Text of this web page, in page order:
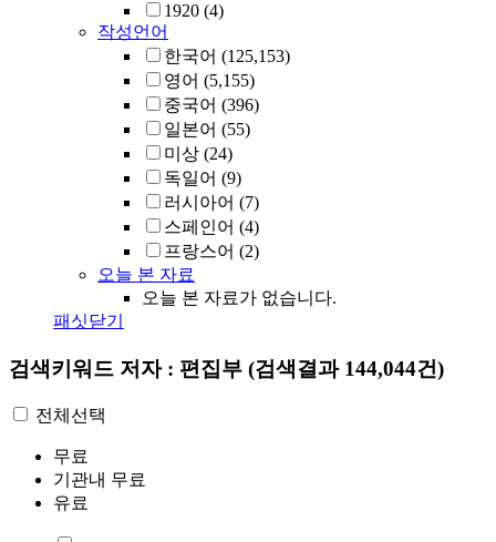
1920 (4)
작성언어
한국어 (125,153)
영어 (5,155)
중국어 (396)
일본어 (55)
미상 (24)
독일어 (9)
러시아어 (7)
스페인어 (4)
프랑스어 (2)
오늘 본 자료
오늘 본 자료가 없습니다.
패싯닫기
검색키워드 저자 : 편집부 (검색결과 144,044건)
전체선택
무료
기관내 무료
유료